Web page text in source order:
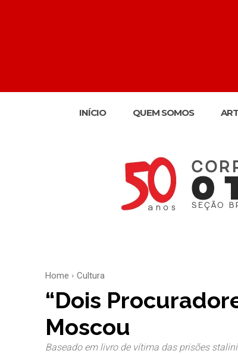
INÍCIO QUEM SOMOS
Home Cultura
“Dois
Moscou
Baseado em livro de vítima das prisões